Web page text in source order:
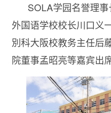
SOLA学园名誉理
外国语学校校长川口义
別科大阪校教务主任后
院董事孟昭亮等嘉宾出